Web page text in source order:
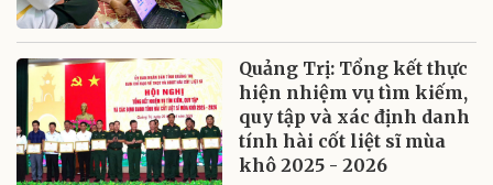
Quảng Trị: Tổng kết thực
hiện nhiệm vụ tìm kiếm,
quy tập và xác định danh
tính hài cốt liệt sĩ mùa
khô 2025 - 2026